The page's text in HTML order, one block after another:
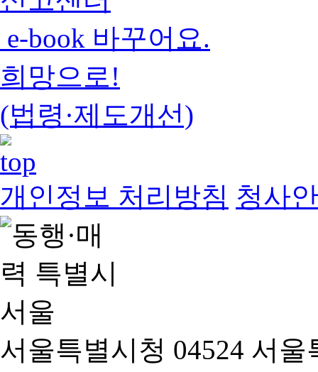
e-book 바꾸어요.
희망으로!
(법령·제도개선)
개인정보 처리방침 청사
서울특별시청 04524 서